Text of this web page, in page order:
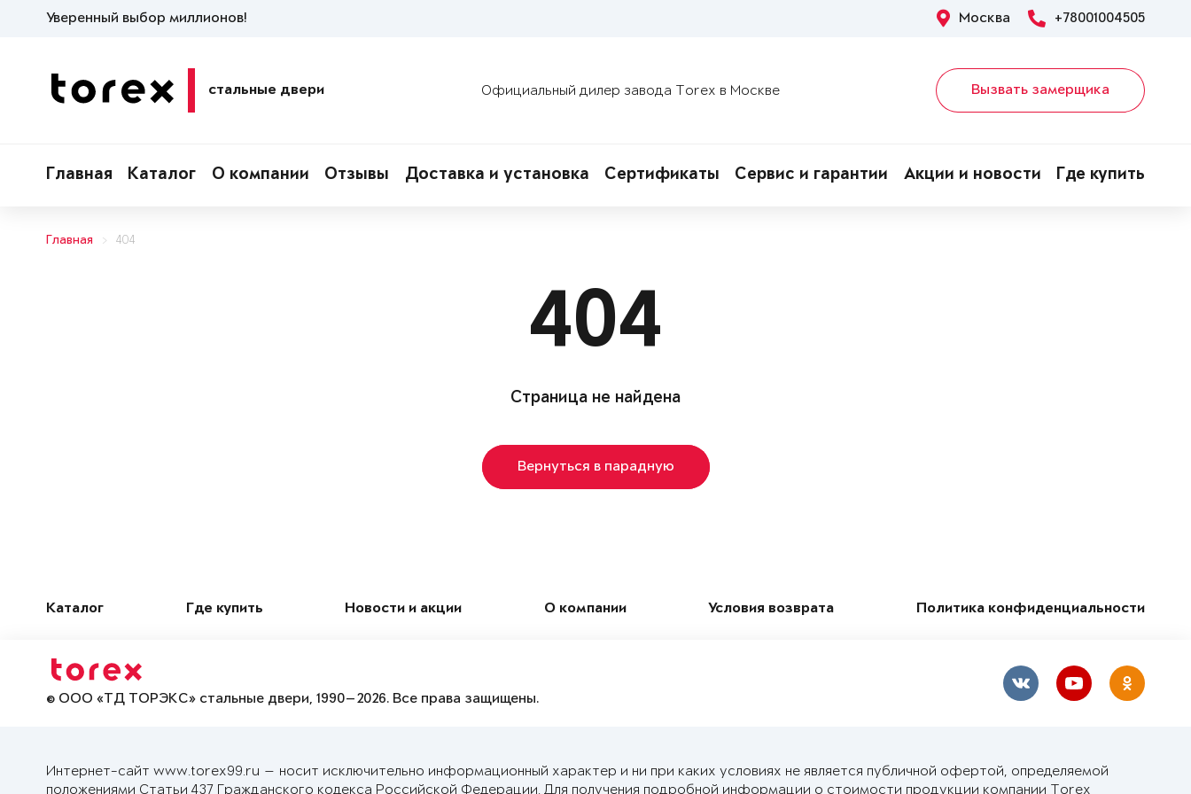
Уверенный выбор миллионов! Москва +78001004505
стальные двери Официальный дилер завода Torex в Москве Вызвать замерщика
Главная Каталог О компании Отзывы Доставка и установка Сертификаты Сервис и гарантии Акции и новости Где купить
Главная 404
404
Страница не найдена
Вернуться в парадную
Каталог Где купить Новости и акции О компании Условия возврата Политика конфиденциальности
© ООО «ТД ТОРЭКС» стальные двери, 1990—2026. Все права защищены.
Интернет-сайт www.torex99.ru — носит исключительно информационный характер и ни при каких условиях не является публичной офертой, определяемой
положениями Статьи 437 Гражданского кодекса Российской Федерации. Для получения подробной информации о стоимости продукции компании Torex